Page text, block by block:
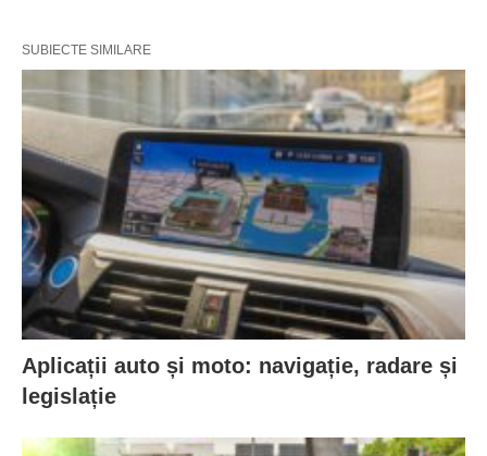
SUBIECTE SIMILARE
Aplicații auto și moto: navigație, radare și
legislație